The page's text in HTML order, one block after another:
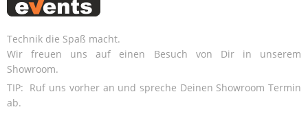
Technik die Spaß macht.
Wir freuen uns auf einen Besuch von Dir in unserem
Showroom.
TIP: Ruf uns vorher an und spreche Deinen Showroom Termin
ab.